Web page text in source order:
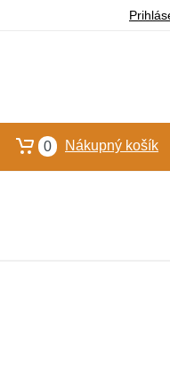
0 Nákupný košík